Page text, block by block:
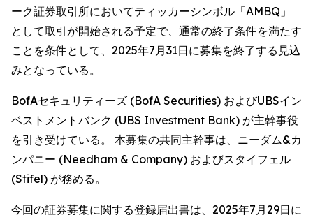
ーク証券取引所においてティッカーシンボル「AMBQ」
として取引が開始される予定で、通常の終了条件を満たす
ことを条件として、2025年7月31日に募集を終了する見込
みとなっている。
BofAセキュリティーズ (BofA Securities) およびUBSイン
ベストメントバンク (UBS Investment Bank) が主幹事役
を引き受けている。 本募集の共同主幹事は、ニーダム&カ
ンパニー (Needham & Company) およびスタイフェル
(Stifel) が務める。
今回の証券募集に関する登録届出書は、2025年7月29日に